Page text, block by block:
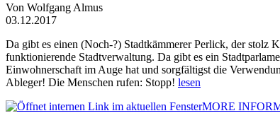
Von Wolfgang Almus
03.12.2017
Da gibt es einen (Noch-?) Stadtkämmerer Perlick, der stolz
funktionierende Stadtverwaltung. Da gibt es ein
Einwohnerschaft im Auge hat und sorgfältigst die
Ableger! Die Menschen rufen: Stopp! lesen
MORE